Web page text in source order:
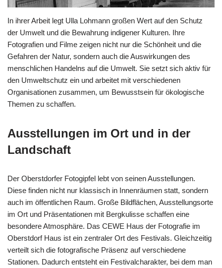
In ihrer Arbeit legt Ulla Lohmann großen Wert auf den Schutz
der Umwelt und die Bewahrung indigener Kulturen. Ihre
Fotografien und Filme zeigen nicht nur die Schönheit und die
Gefahren der Natur, sondern auch die Auswirkungen des
menschlichen Handelns auf die Umwelt. Sie setzt sich aktiv für
den Umweltschutz ein und arbeitet mit verschiedenen
Organisationen zusammen, um Bewusstsein für ökologische
Themen zu schaffen.
Ausstellungen im Ort und in der
Landschaft
Der Oberstdorfer Fotogipfel lebt von seinen Ausstellungen.
Diese finden nicht nur klassisch in Innenräumen statt, sondern
auch im öffentlichen Raum. Große Bildflächen, Ausstellungsorte
im Ort und Präsentationen mit Bergkulisse schaffen eine
besondere Atmosphäre. Das CEWE Haus der Fotografie im
Oberstdorf Haus ist ein zentraler Ort des Festivals. Gleichzeitig
verteilt sich die fotografische Präsenz auf verschiedene
Stationen. Dadurch entsteht ein Festivalcharakter, bei dem man